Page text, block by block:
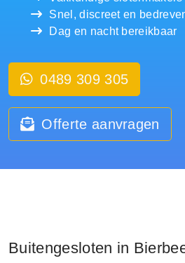
Snel, discreet en
Dag en nacht bereikbaar
0489 309 305
Offerte aanvragen
Buitengesloten in